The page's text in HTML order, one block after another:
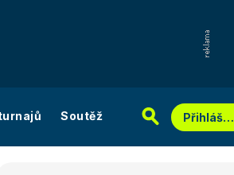
Soutěž Přihlášení